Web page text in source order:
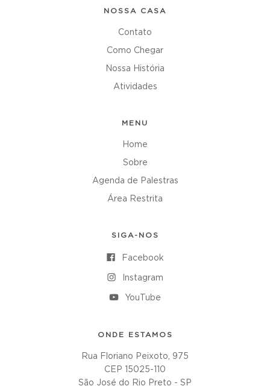
NOSSA CASA
Contato
Como Chegar
Nossa História
Atividades
MENU
Home
Sobre
Agenda de Palestras
Área Restrita
SIGA-NOS
Facebook
Instagram
YouTube
ONDE ESTAMOS
Rua Floriano Peixoto, 975
CEP 15025-110
São José do Rio Preto - SP